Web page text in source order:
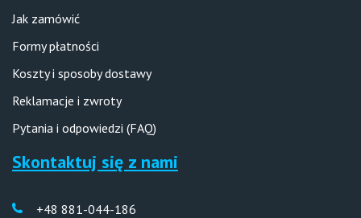
Jak zamówić
Formy płatności
Koszty i sposoby dostawy
Reklamacje i zwroty
Pytania i odpowiedzi (FAQ)
Skontaktuj się z nami
+48 881-044-186